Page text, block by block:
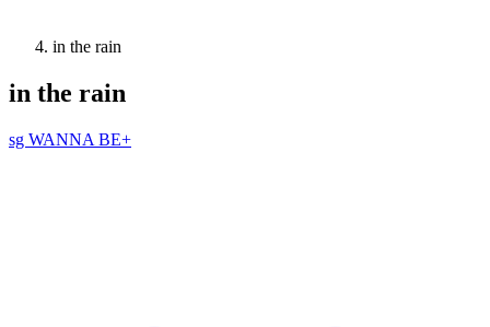
in the rain
in the rain
sg WANNA BE+